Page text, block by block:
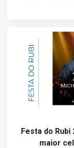
Festa do
maior